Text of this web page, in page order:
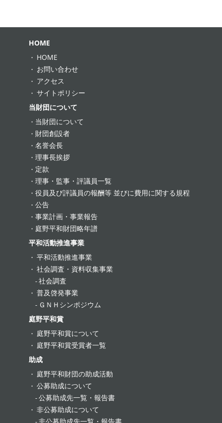
HOME
HOME
お問い合わせ
アクセス
サイトポリシー
当財団について
当財団について
財団創設者
名誉会長
理事長挨拶
定款
理事・監事・評議員一覧
役員及び評議員の報酬等 並びに費用に関する規程
公告
事業計画・事業報告
庭野平和財団略年譜
平和活動推進事業
平和活動推進事業
社会調査・資料収集事業
社会調査
普及啓発事業
ＧＮＨシンポジウム
庭野平和賞
庭野平和賞について
庭野平和賞受賞者一覧
助成
庭野平和財団の助成活動
公募助成について
公募助成先一覧・報告書
非公募助成について